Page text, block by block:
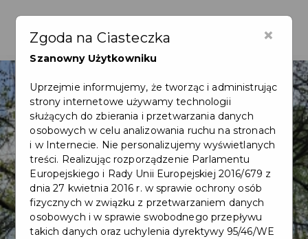
×
Zgoda na Ciasteczka
Szanowny Użytkowniku
Uprzejmie informujemy, że tworząc i administrując
strony internetowe używamy technologii
służących do zbierania i przetwarzania danych
osobowych w celu analizowania ruchu na stronach
i w Internecie. Nie personalizujemy wyświetlanych
treści. Realizując rozporządzenie Parlamentu
Europejskiego i Rady Unii Europejskiej 2016/679 z
dnia 27 kwietnia 2016 r. w sprawie ochrony osób
fizycznych w związku z przetwarzaniem danych
osobowych i w sprawie swobodnego przepływu
takich danych oraz uchylenia dyrektywy 95/46/WE